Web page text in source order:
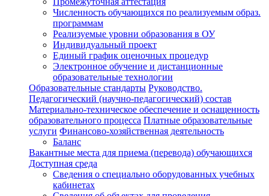
Численность обучающихся по реализуемым образ.
программам
Реализуемые уровни образования в ОУ
Индивидуальный проект
Единый график оценочных процедур
Электронное обучение и дистанционные
образовательные технологии
Образовательные стандарты Руководство.
Педагогический (научно-педагогический) состав
Материально-техническое обеспечение и оснащенность
образовательного процесса Платные образовательные
услуги Финансово-хозяйственная деятельность
Баланс
Вакантные места для приема (перевода) обучающихся
Доступная среда
Сведения о специально оборудованных учебных
кабинетах